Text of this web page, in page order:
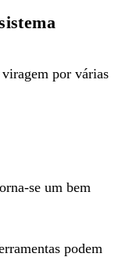
por várias
se um bem
podem